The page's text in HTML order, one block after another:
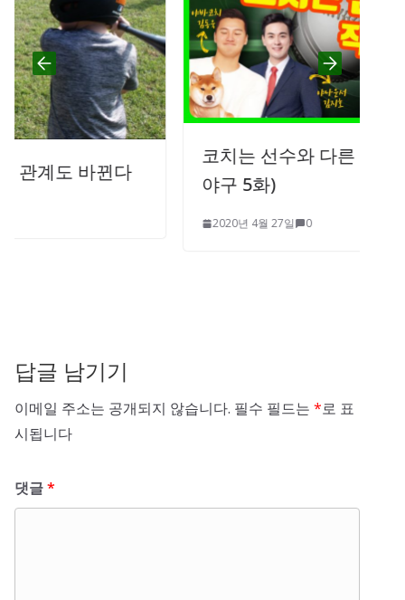
코치는 선수와 다른 직업의 시작 (우리
야구 5화)
답글 남기기
이메일 주소는 공개되지 않습니다. 필수 필드는 *로 표
시됩니다
댓글*